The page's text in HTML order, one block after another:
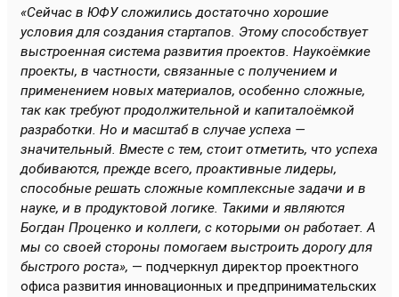
«Сейчас в ЮФУ сложились достаточно хорошие
условия для создания стартапов. Этому способствует
выстроенная система развития проектов. Наукоёмкие
проекты, в частности, связанные с получением и
применением новых материалов, особенно сложные,
так как требуют продолжительной и капиталоёмкой
разработки. Но и масштаб в случае успеха —
значительный. Вместе с тем, стоит отметить, что успеха
добиваются, прежде всего, проактивные лидеры,
способные решать сложные комплексные задачи и в
науке, и в продуктовой логике. Такими и являются
Богдан Проценко и коллеги, с которыми он работает. А
мы со своей стороны помогаем выстроить дорогу для
быстрого роста», — подчеркнул директор проектного
офиса развития инновационных и предпринимательских